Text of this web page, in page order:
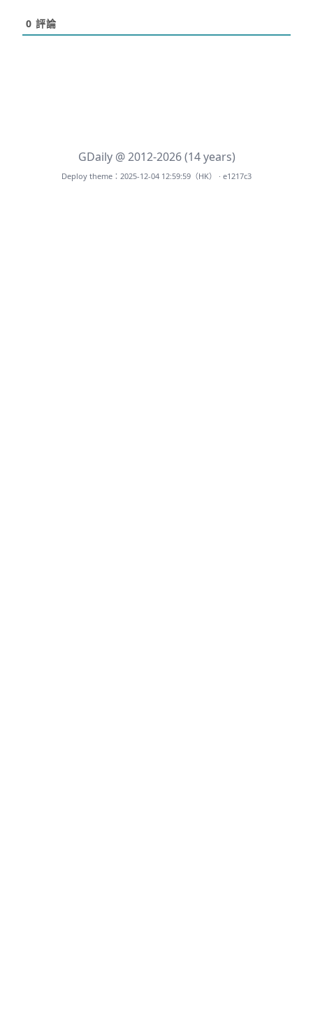
0 評論
GDaily @ 2012-2026 (14 years)
Deploy theme：2025-12-04 12:59:59（HK） · e1217c3